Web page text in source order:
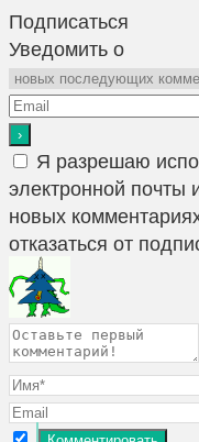
Подписаться
Уведомить о
Я разрешаю
электронной почты
новых
отказаться от